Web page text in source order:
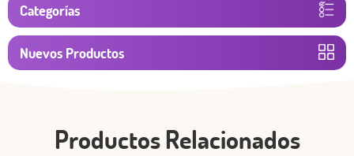
Categorías
Nuevos Productos
Productos Relacionados